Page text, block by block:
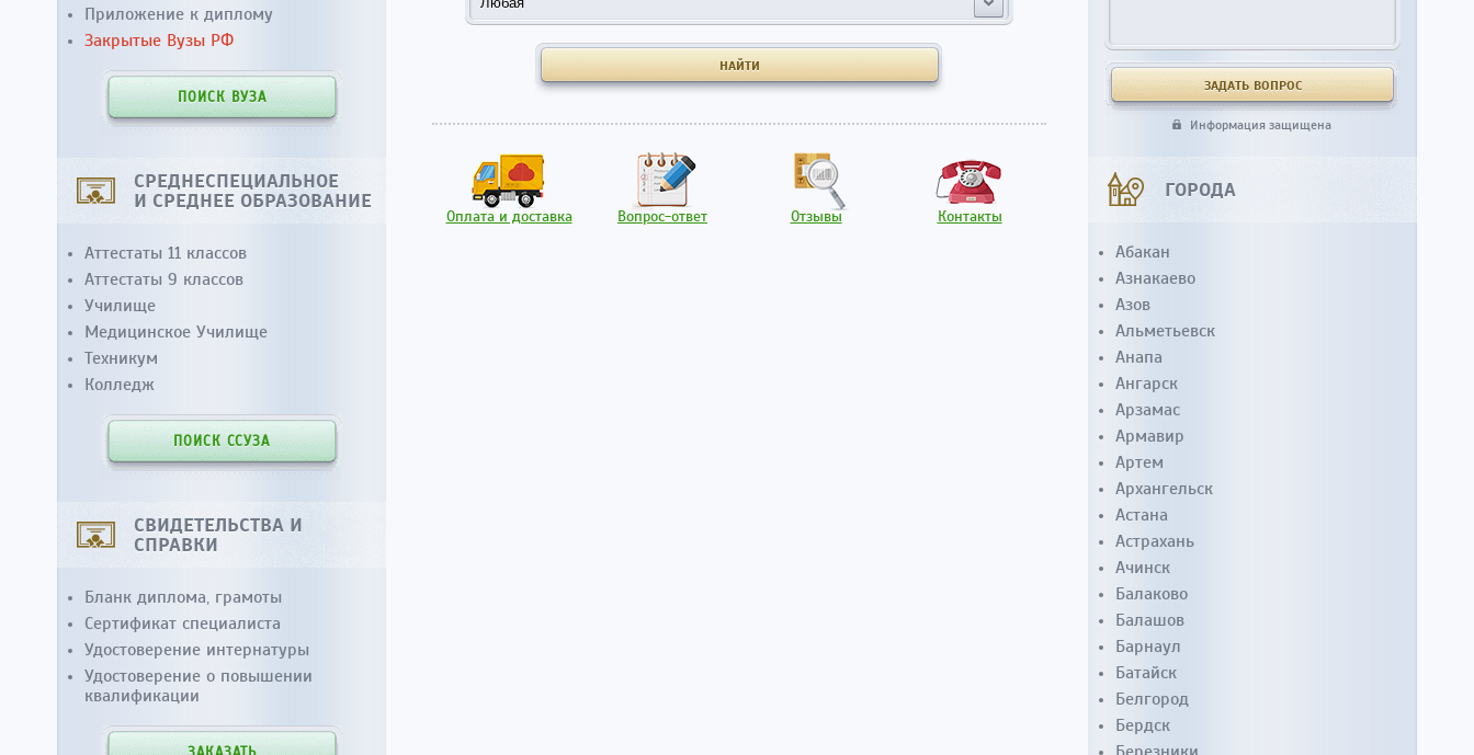
Оплата и доставка Вопрос-ответ Отзывы Контакты
Приложение к диплому
Закрытые Вузы РФ
ПОИСК ВУЗА
СРЕДНЕСПЕЦИАЛЬНОЕ
И СРЕДНЕЕ ОБРАЗОВАНИЕ
Аттестаты 11 классов
Аттестаты 9 классов
Училище
Медицинское Училище
Техникум
Колледж
ПОИСК ССУЗА
СВИДЕТЕЛЬСТВА И
СПРАВКИ
Бланк диплома, грамоты
Сертификат специалиста
Удостоверение интернатуры
Удостоверение о повышении
квалификации
Информация защищена
ГОРОДА
Абакан
Азнакаево
Азов
Альметьевск
Анапа
Ангарск
Арзамас
Армавир
Артем
Архангельск
Астана
Астрахань
Ачинск
Балаково
Балашов
Барнаул
Батайск
Белгород
Бердск